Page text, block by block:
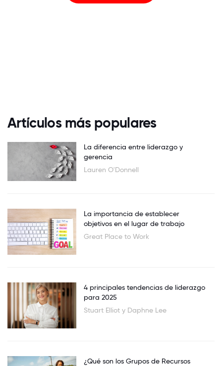
Artículos más populares
La diferencia entre liderazgo y
gerencia
Lauren O'Donnell
La importancia de establecer
objetivos en el lugar de trabajo
Great Place to Work
4 principales tendencias de liderazgo
para 2025
Stuart Elliot y Daphne Lee
¿Qué son los Grupos de Recursos